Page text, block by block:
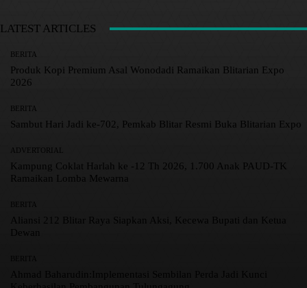
LATEST ARTICLES
BERITA
Produk Kopi Premium Asal Wonodadi Ramaikan Blitarian Expo
2026
BERITA
Sambut Hari Jadi ke-702, Pemkab Blitar Resmi Buka Blitarian Expo
ADVERTORIAL
Kampung Coklat Harlah ke -12 Th 2026, 1.700 Anak PAUD-TK
Ramaikan Lomba Mewarna
BERITA
Aliansi 212 Blitar Raya Siapkan Aksi, Kecewa Bupati dan Ketua
Dewan